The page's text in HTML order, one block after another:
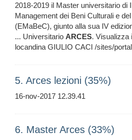
2018-2019 il Master universitario di
Management dei Beni Culturali e
(EMaBeC), giunto alla sua IV
... Universitario ARCES. Visualizza
locandina GIULIO CACI /sites/
5. Arces lezioni (35%)
16-nov-2017 12.39.41
6. Master Arces (33%)